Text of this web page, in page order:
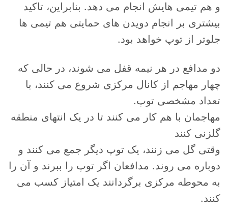
و هم تیمی هایش انجام می دهد. بنابراین، تاکید
بیشتری بر انجام دویدن های حمایتی هم تیمی ها
جلوتر از توپ خواهد بود.
دو مدافع در هر نیمه قفل می شوند، در حالی که
چهار مهاجم از کانال مرکزی شروع می کنند، با
تعداد مشخصی توپ.
مهاجمان با هم کار می کنند تا در یک انتهای منطقه
گلزنی کنند
وقتی گل می زنند، یک توپ دیگر جمع می کنند و
دوباره می روند. مدافعان اگر توپ را ببرند و آن را
به محوطه مرکزی برگردانند یک امتیاز کسب می
کنند.